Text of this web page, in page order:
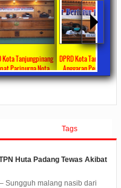
Kota Tanjungpinang
Paripurna Nota
LKPJ Walikota
DPRD Kota
Anggaran Penanganan
Tahun 2020 Sebesar
Tags
Huta Padang Tewas Akibat
Sungguh malang nasib dari